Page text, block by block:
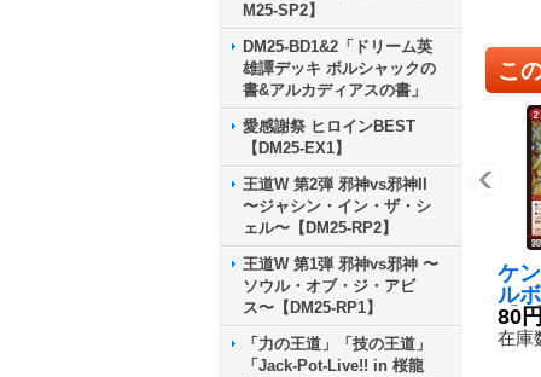
M25-SP2】
DM25-BD1&2「ドリーム英
雄譚デッキ ボルシャックの
書&アルカディアスの書」
愛感謝祭 ヒロインBEST
【DM25-EX1】
王道W 第2弾 邪神vs邪神II
〜ジャシン・イン・ザ・シ
ェル〜【DM25-RP2】
王道W 第1弾 邪神vs邪神 〜
ソウル・オブ・ジ・アビ
ス〜【DM25-RP1】
「力の王道」「技の王道」
「Jack-Pot-Live!! in 桜龍
こ
ケ
ル
【R
2/
80
在庫